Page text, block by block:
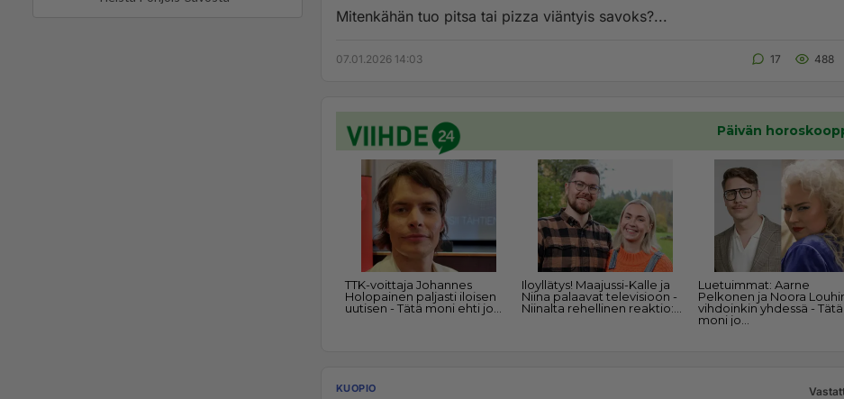
Mitenkähän tuo pitsa tai pizza viäntyis savoks?...
07.01.2026 14:03 17 488
KUOPIO